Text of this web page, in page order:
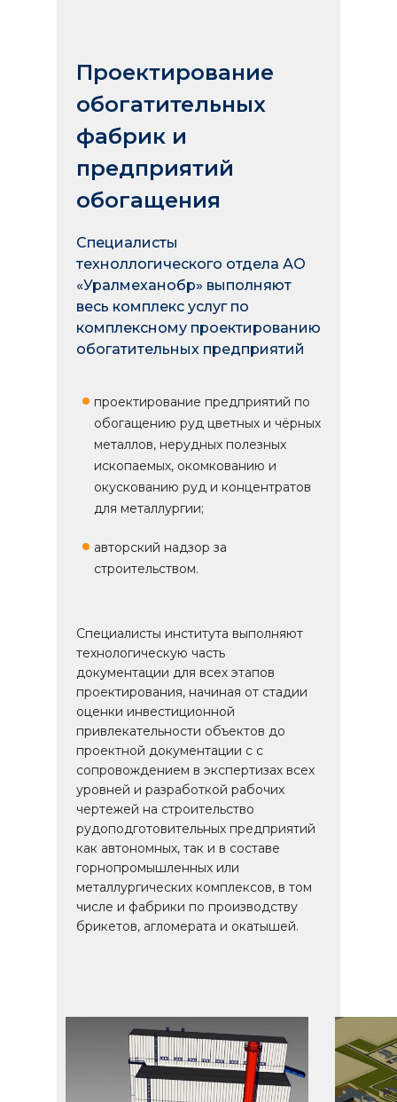
Проектирование
обогатительных
фабрик и
предприятий
обогащения
Специалисты
техноллогического отдела АО
«Уралмеханобр» выполняют
весь комплекс услуг по
комплексному проектированию
обогатительных предприятий
проектирование предприятий по
обогащению руд цветных и чёрных
металлов, нерудных полезных
ископаемых, окомкованию и
окускованию руд и концентратов
для металлургии;
авторский надзор за
строительством.
Специалисты института выполняют
технологическую часть
документации для всех этапов
проектирования, начиная от стадии
оценки инвестиционной
привлекательности объектов до
проектной документации с с
сопровождением в экспертизах всех
уровней и разработкой рабочих
чертежей на строительство
рудоподготовительных предприятий
как автономных, так и в составе
горнопромышленных или
металлургических комплексов, в том
числе и фабрики по производству
брикетов, агломерата и окатышей.